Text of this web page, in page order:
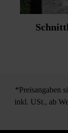
*Preisangaben
inkl. USt., ab